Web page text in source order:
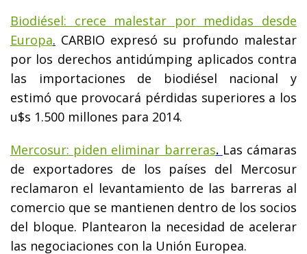
Biodiésel: crece malestar por medidas desde
Europa. CARBIO expresó su profundo malestar
por los derechos antidúmping aplicados contra
las importaciones de biodiésel nacional y
estimó que provocará pérdidas superiores a los
u$s 1.500 millones para 2014.
Mercosur: piden eliminar barreras. Las cámaras
de exportadores de los países del Mercosur
reclamaron el levantamiento de las barreras al
comercio que se mantienen dentro de los socios
del bloque. Plantearon la necesidad de acelerar
las negociaciones con la Unión Europea.